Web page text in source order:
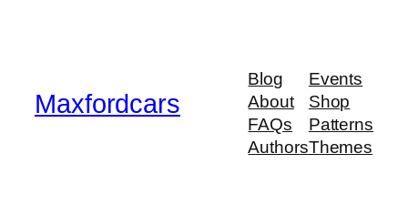
Maxfordcars
Blog
About
FAQs
Authors
Events
Shop
Patterns
Themes